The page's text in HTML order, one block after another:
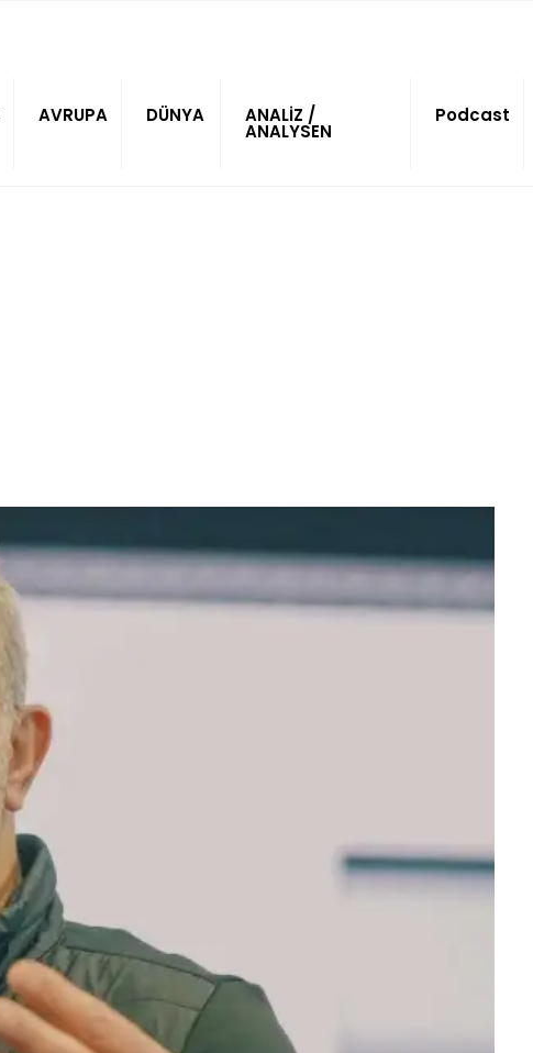
AVRUPA DÜNYA ANALİZ /
ANALYSEN
Podcast